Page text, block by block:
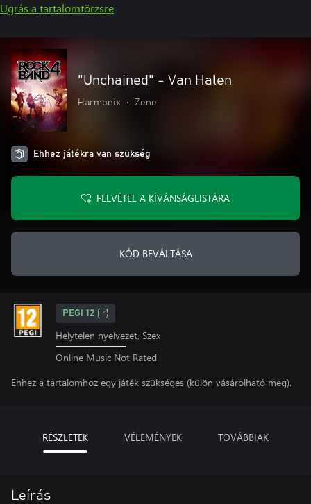
Ugrás a tartalomtörzsre
"Unchained" - Van Halen
Harmonix • Zene
Ehhez játékra van szükség
FELVÉTEL A KÍVÁNSÁGLISTÁRA
KÓD BEVÁLTÁSA
PEGI 12
Helytelen nyelvezet, Szex
Online Music Not Rated
Ehhez a tartalomhoz egy játék szükséges (külön vásárolható meg).
RÉSZLETEK VÉLEMÉNYEK TOVÁBBIAK
Leírás